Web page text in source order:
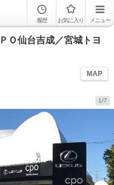
履歴 お気に入り メニュー
Ｏ仙台吉成／宮城トヨ
MAP
1/7